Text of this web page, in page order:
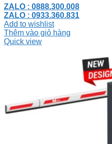
ZALO : 0888.300.008
ZALO : 0933.360.831
Add to wishlist
Thêm vào giỏ hàng
Quick view